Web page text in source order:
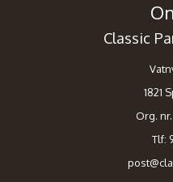
Classic
1821
Org.
Tlf: